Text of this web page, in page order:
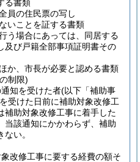
る書類
員の住民票の写し
いことを証する書類
う場合にあっては、同居する
及び戸籍全部事項証明書その
か、市長が必要と認める書類
制限)
知を受けた者(以下「補助事
受けた日前に補助対象改修工
補助対象改修工事に着手した
当該通知にかかわらず、補助
い。
改修工事に要する経費の額そ